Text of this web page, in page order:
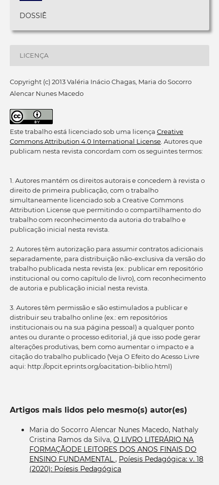
DOSSIÊ
LICENÇA
Copyright (c) 2013 Valéria Inácio Chagas, Maria do Socorro
Alencar Nunes Macedo
Este trabalho está licenciado sob uma licença Creative
Commons Attribution 4.0 International License. Autores que
publicam nesta revista concordam com os seguintes termos:
1. Autores mantém os direitos autorais e concedem à revista o
direito de primeira publicação, com o trabalho
simultaneamente licenciado sob a Creative Commons
Attribution License que permitindo o compartilhamento do
trabalho com reconhecimento da autoria do trabalho e
publicação inicial nesta revista.
2. Autores têm autorização para assumir contratos adicionais
separadamente, para distribuição não-exclusiva da versão do
trabalho publicada nesta revista (ex.: publicar em repositório
institucional ou como capítulo de livro), com reconhecimento
de autoria e publicação inicial nesta revista.
3. Autores têm permissão e são estimulados a publicar e
distribuir seu trabalho online (ex.: em repositórios
institucionais ou na sua página pessoal) a qualquer ponto
antes ou durante o processo editorial, já que isso pode gerar
alterações produtivas, bem como aumentar o impacto e a
citação do trabalho publicado (Veja O Efeito do Acesso Livre
aqui: http://opcit.eprints.org/oacitation-biblio.html)
Artigos mais lidos pelo mesmo(s) autor(es)
Maria do Socorro Alencar Nunes Macedo, Nathaly
Cristina Ramos da Silva, O LIVRO LITERÁRIO NA
FORMAÇÃODE LEITORES DOS ANOS FINAIS DO
ENSINO FUNDAMENTAL, Poíesis Pedagógica: v. 18
(2020): Poíesis Pedagógica